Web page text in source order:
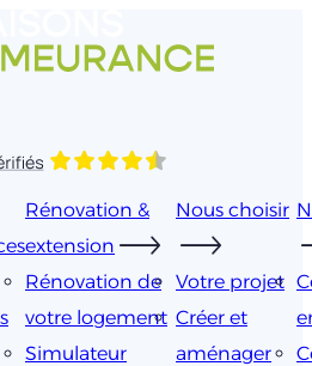
Rénovation &
extension
Rénovation de
votre logement
Simulateur
Nous choisir
Votre projet
Créer et
aménager